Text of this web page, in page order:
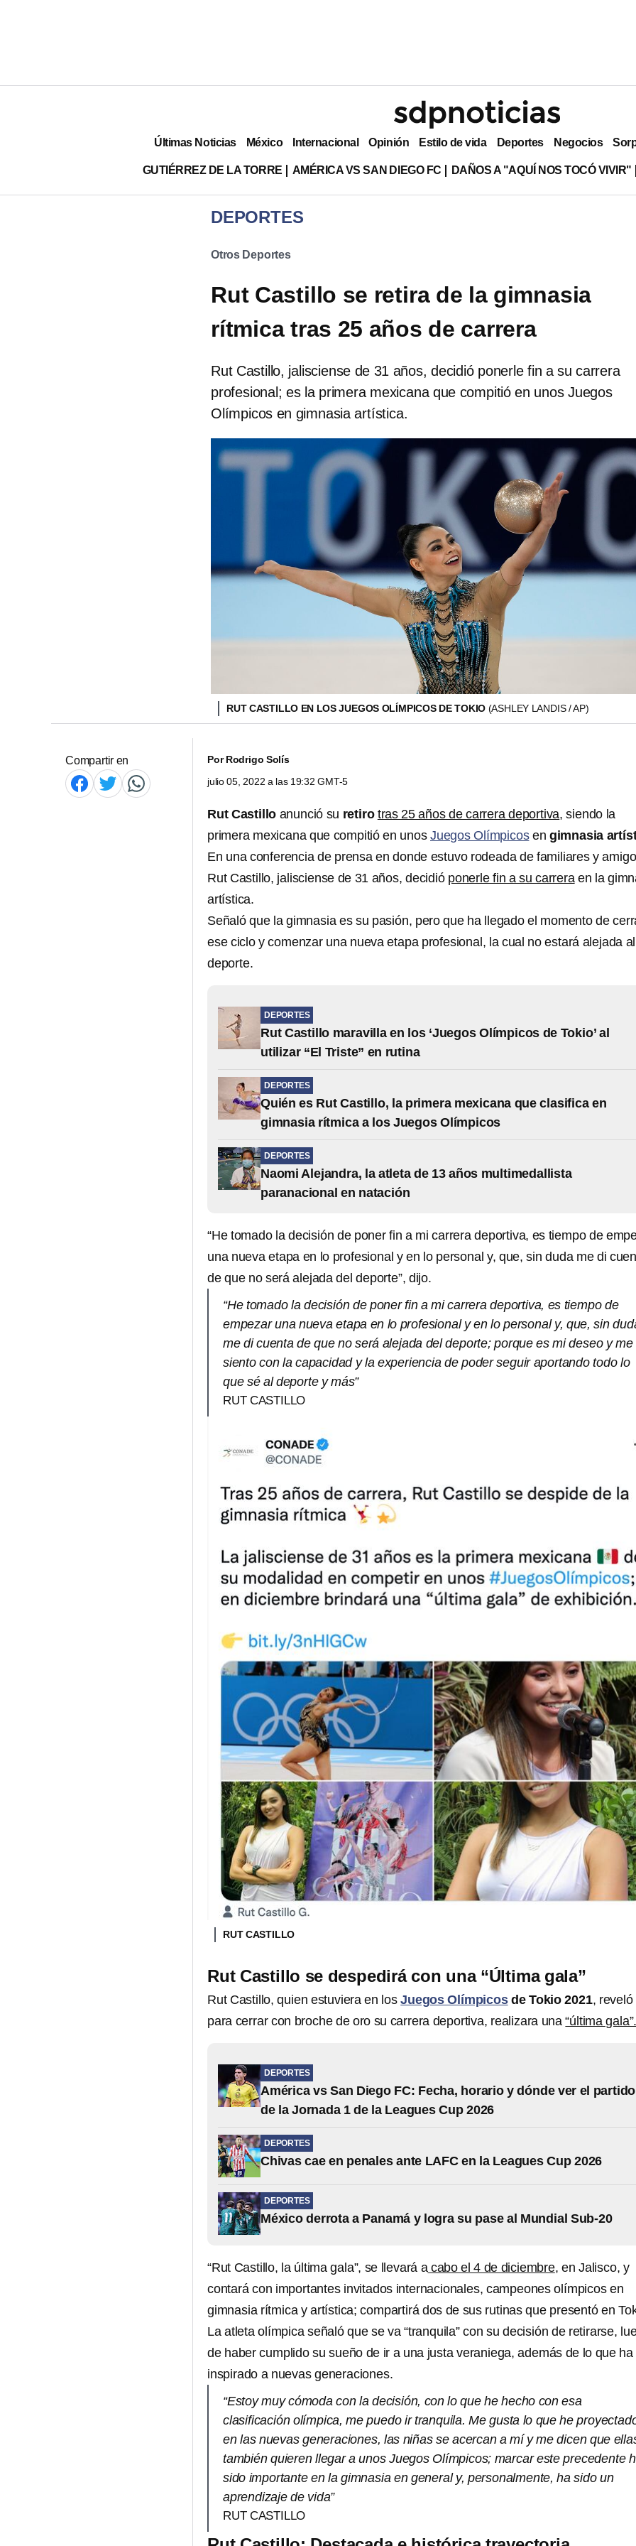
Últimas Noticias México Internacional Opinión Estilo de vida Deportes Negocios
GUTIÉRREZ DE LA TORRE AMÉRICA VS SAN DIEGO FC DAÑOS A "AQUÍ NOS TOCÓ VIVIR"
DEPORTES
Otros Deportes
Rut Castillo se retira de la gimnasia
rítmica tras 25 años de carrera
Rut Castillo, jalisciense de 31 años, decidió ponerle fin a su carrera
profesional; es la primera mexicana que compitió en unos Juegos
Olímpicos en gimnasia artística.
RUT CASTILLO EN LOS JUEGOS OLÍMPICOS DE TOKIO (ASHLEY LANDIS / AP)
Compartir en PorRodrigo Solís
julio 05, 2022 a las 19:32 GMT-5
Rut Castillo anunció su retiro tras 25 años de carrera deportiva, siendo la
primera mexicana que compitió en unos Juegos Olímpicosen gimnasia
En una conferencia de prensa en donde estuvo rodeada de familiares y
Rut Castillo, jalisciense de 31 años, decidió ponerle fin a su carreraen la
artística.
Señaló que la gimnasia es su pasión, pero que ha llegado el momento de
ese ciclo y comenzar una nueva etapa profesional, la cual no estará alejada al
deporte.
DEPORTES
Rut Castillo maravilla en los ‘Juegos Olímpicos de Tokio’ al
utilizar “El Triste” en rutina
DEPORTES
Quién es Rut Castillo, la primera mexicana que clasifica en
gimnasia rítmica a los Juegos Olímpicos
DEPORTES
Naomi Alejandra, la atleta de 13 años multimedallista
paranacional en natación
“He tomado la decisión de poner fin a mi carrera deportiva, es tiempo de
una nueva etapa en lo profesional y en lo personal y, que, sin duda me di
de que no será alejada del deporte”, dijo.
“He tomado la decisión de poner fin a mi carrera deportiva, es tiempo de
empezar una nueva etapa en lo profesional y en lo personal y, que, sin
me di cuenta de que no será alejada del deporte; porque es mi deseo y me
siento con la capacidad y la experiencia de poder seguir aportando todo lo
que sé al deporte y más”
RUT CASTILLO
RUT CASTILLO
Rut Castillo se despedirá con una “Última gala”
Rut Castillo, quien estuviera en losJuegos Olímpicosde Tokio 2021, reveló
para cerrar con broche de oro su carrera deportiva, realizara una“última
DEPORTES
América vs San Diego FC: Fecha, horario y dónde ver el partido
de la Jornada 1 de la Leagues Cup 2026
DEPORTES
Chivas cae en penales ante LAFC en la Leagues Cup 2026
DEPORTES
México derrota a Panamá y logra su pase al Mundial Sub-20
“Rut Castillo, la última gala”, se llevará acabo el 4 de diciembre, en Jalisco, y
contará con importantes invitados internacionales, campeones olímpicos en
gimnasia rítmica y artística; compartirá dos de sus rutinas que presentó en
La atleta olímpica señaló que se va “tranquila” con su decisión de retirarse,
de haber cumplido su sueño de ir a una justa veraniega, además de lo que ha
inspirado a nuevas generaciones.
“Estoy muy cómoda con la decisión, con lo que he hecho con esa
clasificación olímpica, me puedo ir tranquila. Me gusta lo que he
en las nuevas generaciones, las niñas se acercan a mí y me dicen que
también quieren llegar a unos Juegos Olímpicos; marcar este precedente
sido importante en la gimnasia en general y, personalmente, ha sido un
aprendizaje de vida”
RUT CASTILLO